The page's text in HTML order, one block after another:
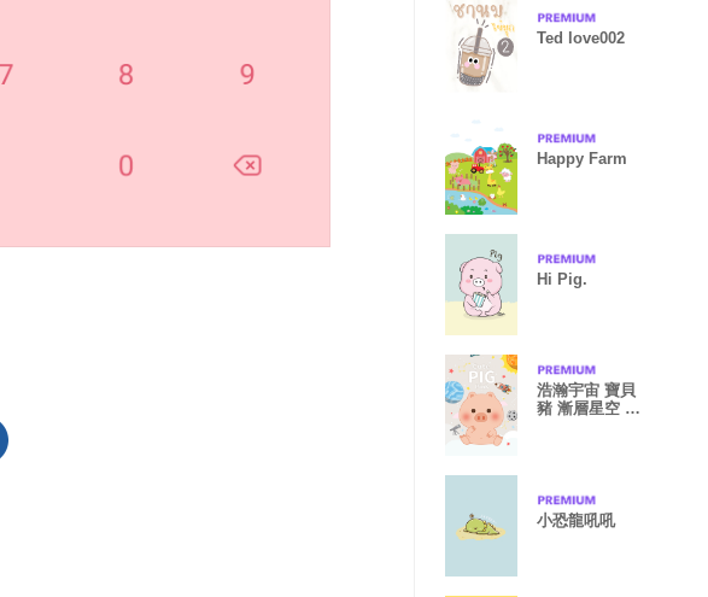
Ted love002
Happy Farm
Hi Pig.
浩瀚宇宙 寶貝
豬 漸層星空 米
小恐龍吼吼